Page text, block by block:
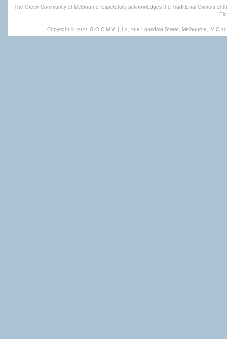
The Greek Community of Melbourne respectfully acknowledges the Traditional Owners
Copyright © 2021 G.O.C.M.V | L3, 168 Lonsdale Street, Melbourne, VIC